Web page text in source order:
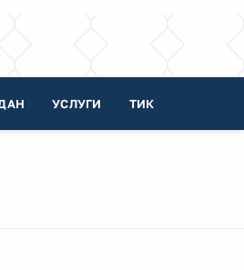
УСЛУГИ ТИК